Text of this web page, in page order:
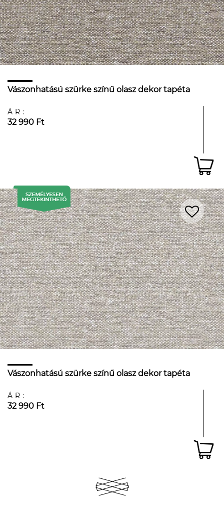
Vászonhatású szürke színű olasz dekor tapéta
ÁR:
32 990 Ft
Vászonhatású szürke színű olasz dekor tapéta
ÁR:
32 990 Ft